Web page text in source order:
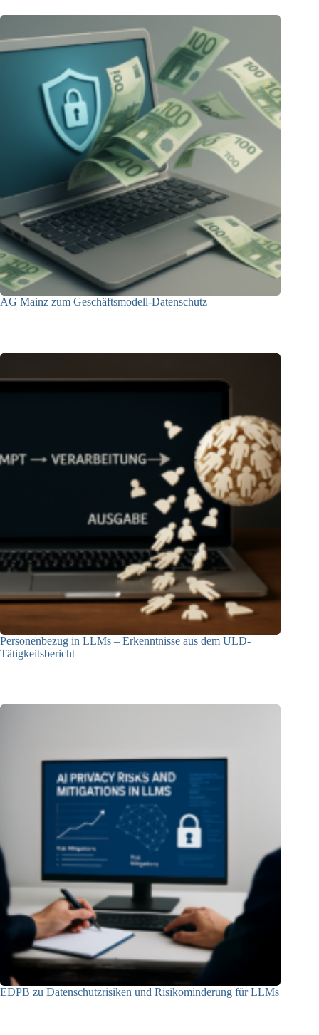
AG Mainz zum Geschäftsmodell-Datenschutz
Personenbezug in LLMs – Erkenntnisse aus dem ULD-
Tätigkeitsbericht
EDPB zu Datenschutzrisiken und Risikominderung für LLMs